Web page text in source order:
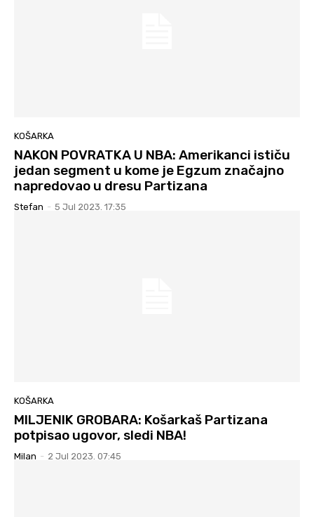
KOŠARKA
NAKON POVRATKA U NBA: Amerikanci ističu
jedan segment u kome je Egzum značajno
napredovao u dresu Partizana
Stefan - 5 Jul 2023. 17:35
KOŠARKA
MILJENIK GROBARA: Košarkaš Partizana
potpisao ugovor, sledi NBA!
Milan - 2 Jul 2023. 07:45